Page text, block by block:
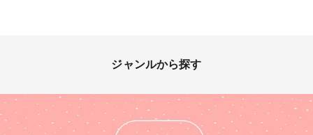
ジャンルから探す